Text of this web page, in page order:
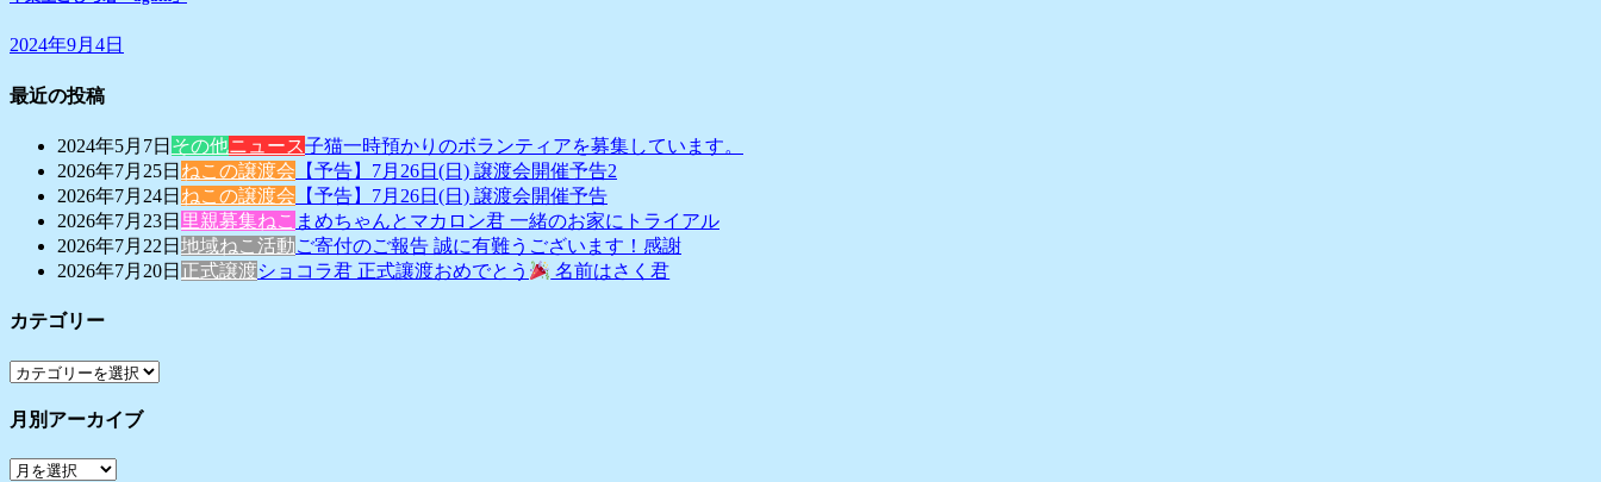
2024年9月4日
最近の投稿
2024年5月7日 その他ニュース子猫一時預かりのボランティアを募集しています。
2026年7月25日 ねこの譲渡会 【予告】7月26日(日) 譲渡会開催予告2
2026年7月24日 ねこの譲渡会 【予告】7月26日(日) 譲渡会開催予告
2026年7月23日 里親募集ねこ まめちゃんとマカロン君 一緒のお家にトライアル
2026年7月22日 地域ねこ活動ご寄付のご報告 誠に有難うございます！感謝
2026年7月20日 正式譲渡ショコラ君 正式讓渡おめでとう 名前はさく君
カテゴリー
カ
ゴ
ー
月別アーカイブ
月